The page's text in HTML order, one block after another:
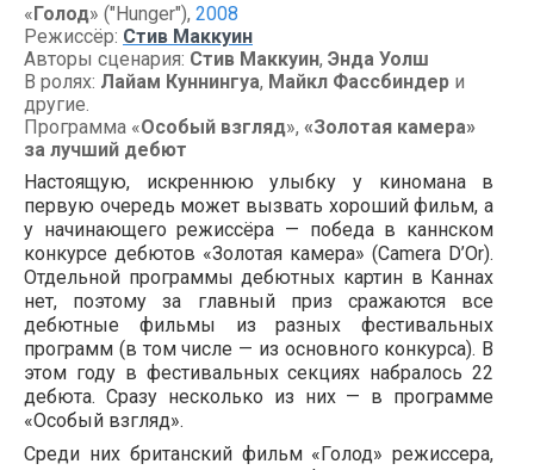
«Голод» ("Hunger"), 2008
Режиссёр: Стив Маккуин
Авторы сценария: Стив Маккуин, Энда Уолш
В ролях: Лайам Куннингуа, Майкл Фассбиндер и
другие.
Программа «Особый взгляд», «Золотая камера»
за лучший дебют
Настоящую, искреннюю улыбку у киномана в
первую очередь может вызвать хороший фильм, а
у начинающего режиссёра — победа в каннском
конкурсе дебютов «Золотая камера» (Camera D’Or).
Отдельной программы дебютных картин в Каннах
нет, поэтому за главный приз сражаются все
дебютные фильмы из разных фестивальных
программ (в том числе — из основного конкурса). В
этом году в фестивальных секциях набралось 22
дебюта. Сразу несколько из них — в программе
«Особый взгляд».
Среди них британский фильм «Голод» режиссера,